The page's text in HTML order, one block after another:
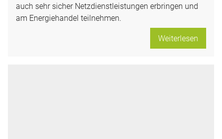
auch sehr sicher Netzdienstleistungen erbringen und
am Energiehandel teilnehmen.
Weiterlesen